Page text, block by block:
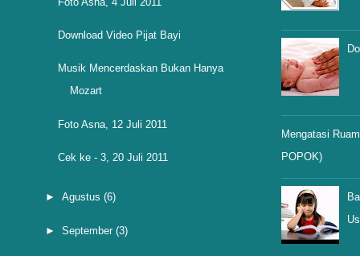
Download Video Pijat Bayi
Musik Mencerdaskan Bukan Hanya
Mozart
Foto Asna, 12 Juli 2011
Cek ke - 3, 20 Juli 2011
► Agustus (6)
► September (3)
Mengatasi
POPOK)